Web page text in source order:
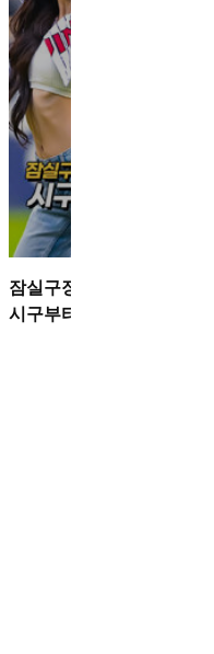
잠실구장 뒤흔든 미야오
시구부터 댄스까지 [O!